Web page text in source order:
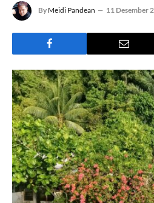
By Meidi Pandean 11 Desember